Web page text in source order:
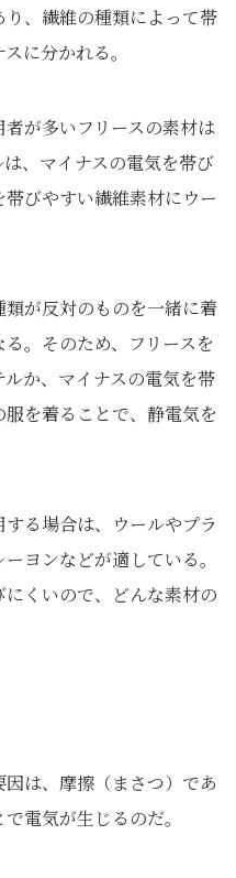
、繊維の種類によって帯
に分かれる。
が多いフリースの素材は
、マイナスの電気を帯び
びやすい繊維素材にウー
が反対のものを一緒に着
。そのため、フリースを
か、マイナスの電気を帯
を着ることで、静電気を
る場合は、ウールやプラ
ヨンなどが適している。
くいので、どんな素材の
は、摩擦（まさつ）であ
電気が生じるのだ。